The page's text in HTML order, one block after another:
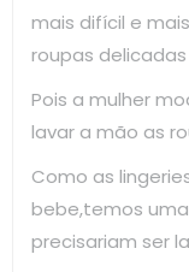
mais difícil e
roupas
Pois a mulher
lavar a mão as
Como as
bebe,temos
precisariam ser